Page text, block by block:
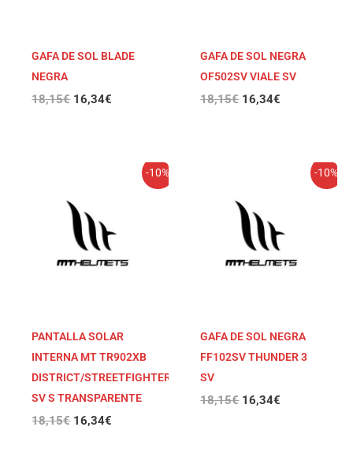
GAFA DE SOL BLADE
NEGRA
18,15€ 16,34€
GAFA DE SOL NEGRA
OF502SV VIALE SV
18,15€ 16,34€
-10%
PANTALLA SOLAR
INTERNA MT TR902XB
DISTRICT/STREETFIGHTER
SV S TRANSPARENTE
18,15€
era:
18,15€.
16,34€
precio
16,34€.
-10%
GAFA DE SOL NEGRA
FF102SV THUNDER 3
SV
18,15€
era:
18,15€.
16,34€
precio
16,34€.